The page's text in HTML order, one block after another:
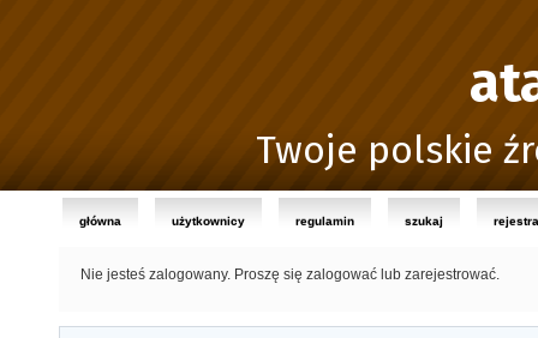
Twoje polskie
główna użytkownicy regulamin szukaj
Nie jesteś zalogowany. Proszę się zalogować lub zarejestrować.